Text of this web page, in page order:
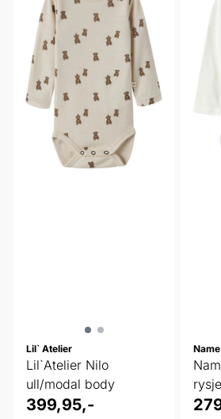
Lil` Atelier
Lil`Atelier Nilo
ull/modal body
399,95,-